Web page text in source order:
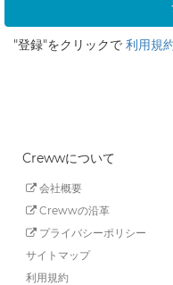
"登録"をクリックで 利用規
Crewwについて
会社概要
Crewwの沿革
プライバシーポリシー
サイトマップ
利用規約